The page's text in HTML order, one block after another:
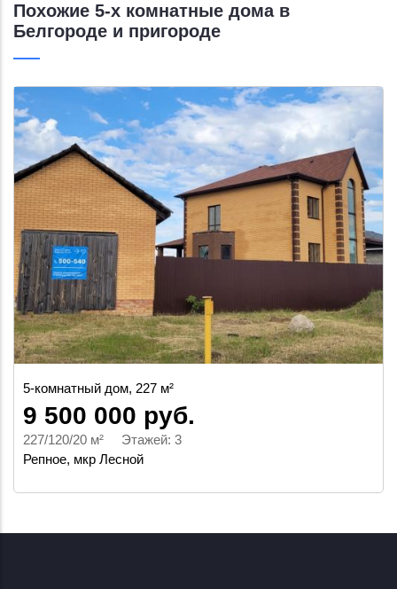
Похожие 5-х комнатные дома в
Белгороде и пригороде
5-комнатный дом, 227 м²
9 500 000 руб.
227/120/20 м² Этажей: 3
Репное, мкр Лесной